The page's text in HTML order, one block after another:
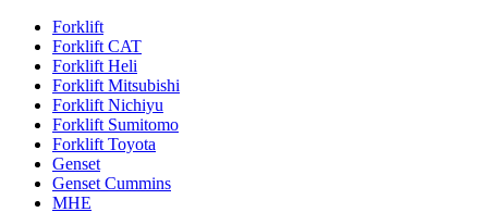
Forklift
Forklift CAT
Forklift Heli
Forklift Mitsubishi
Forklift Nichiyu
Forklift Sumitomo
Forklift Toyota
Genset
Genset Cummins
MHE